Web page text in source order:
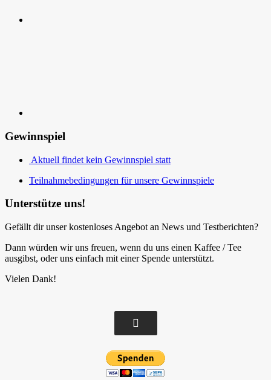
Gewinnspiel
Aktuell findet kein Gewinnspiel statt
Teilnahmebedingungen für unsere Gewinnspiele
Unterstütze uns!
Gefällt dir unser kostenloses Angebot an News und Testberichten?
Dann würden wir uns freuen, wenn du uns einen Kaffee / Tee
ausgibst, oder uns einfach mit einer Spende unterstützt.
Vielen Dank!